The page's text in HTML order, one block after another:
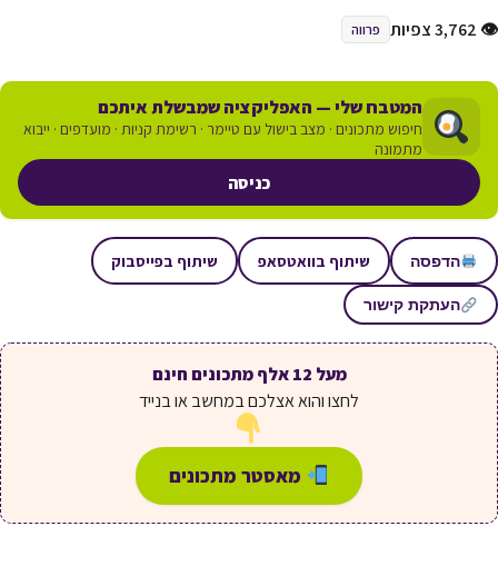
👁 3,762 צפיות פרווה
המטבח שלי — האפליקציה שמבשלת איתכם
חיפוש מתכונים · מצב בישול עם טיימר · רשימת קניות · מועדפים · ייבוא
מתמונה
כניסה
הדפסה שיתוף בוואטסאפ שיתוף בפייסבוק
העתקת קישור
מעל 12 אלף מתכונים חינם
לחצו והוא אצלכם במחשב או בנייד
מאסטר מתכונים